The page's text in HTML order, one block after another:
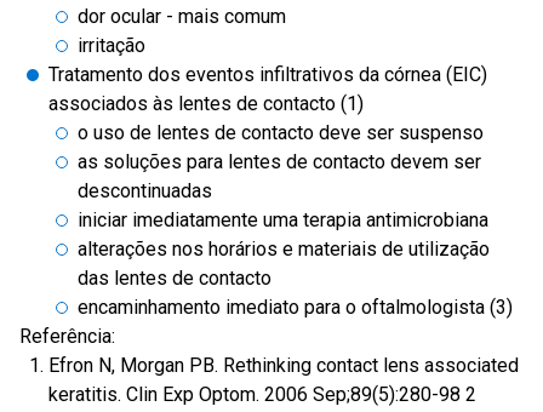
dor ocular - mais comum
irritação
Tratamento dos eventos infiltrativos da córnea (EIC)
associados às lentes de contacto (1)
o uso de lentes de contacto deve ser suspenso
as soluções para lentes de contacto devem ser
descontinuadas
iniciar imediatamente uma terapia antimicrobiana
alterações nos horários e materiais de utilização
das lentes de contacto
encaminhamento imediato para o oftalmologista (3)
Referência:
Efron N, Morgan PB. Rethinking contact lens associated
keratitis. Clin Exp Optom. 2006 Sep;89(5):280-98 2